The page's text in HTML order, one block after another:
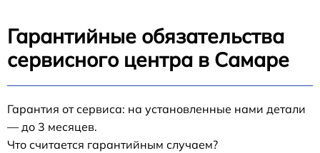
Гарантийные обязательства
сервисного центра в Самаре
Гарантия от сервиса: на установленные нами детали
— до 3 месяцев.
Что считается гарантийным случаем?